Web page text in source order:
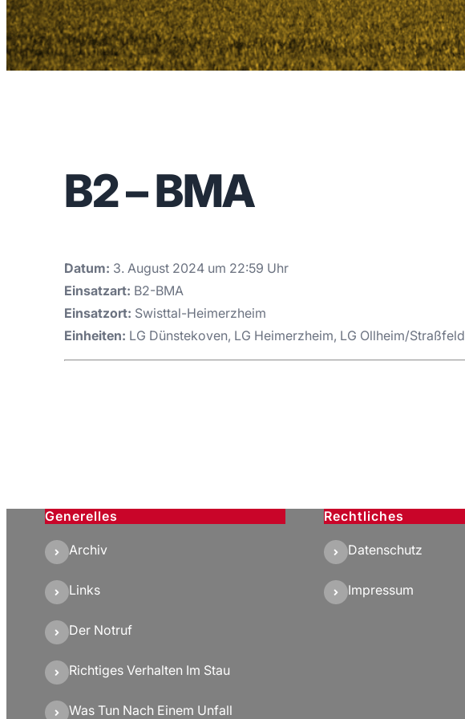
B2 – BMA
Datum: 3. August 2024 um 22:59 Uhr
Einsatzart: B2-BMA
Einsatzort: Swisttal-Heimerzheim
Einheiten: LG Dünstekoven, LG Heimerzheim, LG Ollheim/Straßfeld
Generelles
Archiv
Links
Der Notruf
Richtiges Verhalten Im Stau
Was Tun Nach Einem Unfall
Rechtliches
Datenschutz
Impressum